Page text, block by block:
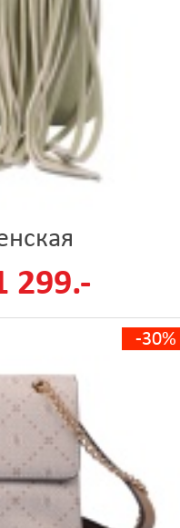
299.-
-30%